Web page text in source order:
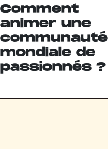
Comment
animer une
communauté
mondiale de
passionnés ?